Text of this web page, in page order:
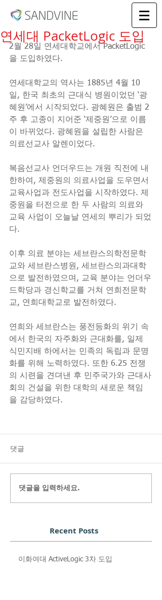
연세대 PacketLogic 도입
2월 28일 연세대학교에서 PacketLogic
을 도입하였다.
연세대학교의 역사는 1885년 4월 10
일, 한국 최초의 근대식 병원이었던 ‘광
혜원’에서 시작되었다. 광혜원은 출범 2
주 후 고종이 지어준 ‘제중원’으로 이름
이 바뀌었다. 광혜원을 설립한 사람은
의료선교사 알렌이었다.
복음선교사 언더우드는 개원 직전에 내
한하여, 제중원의 의료사업을 도우면서
교육사업과 전도사업을 시작하였다. 제
중원을 터전으로 한 두 사람의 의료와
교육 사업이 오늘날 연세의 뿌리가 되었
다.
이후 의료 분야는 세브란스의학전문학
교와 세브란스병원, 세브란스의과대학
으로 발전하였으며, 교육 분야는 언더우
드학당과 경신학교를 거쳐 연희전문학
교, 연희대학교로 발전하였다.
연희와 세브란스는 풍전등화의 위기 속
에서 한국의 자주화와 근대화를, 일제
식민지배 하에서는 민족의 독립과 문명
화를 위해 노력하였다. 또한 6.25 전쟁
의 시련을 견뎌낸 후 민주국가와 근대사
회의 건설을 위한 대학의 새로운 책임
을 감당하였다.
댓글
댓글을 입력하세요.
Recent Posts
이화여대 ActiveLogic 3차 도입